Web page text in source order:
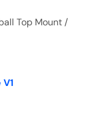
Top Mount /